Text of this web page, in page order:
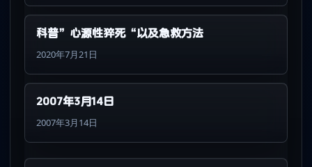
科普”心源性猝死“以及急救方法
2020年7月21日
2007年3月14日
2007年3月14日